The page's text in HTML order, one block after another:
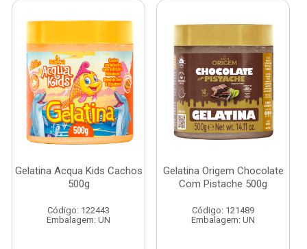
Gelatina Acqua Kids Cachos
500g
Código: 122443
Embalagem: UN
Gelatina Origem Chocolate
Com Pistache 500g
Código: 121489
Embalagem: UN